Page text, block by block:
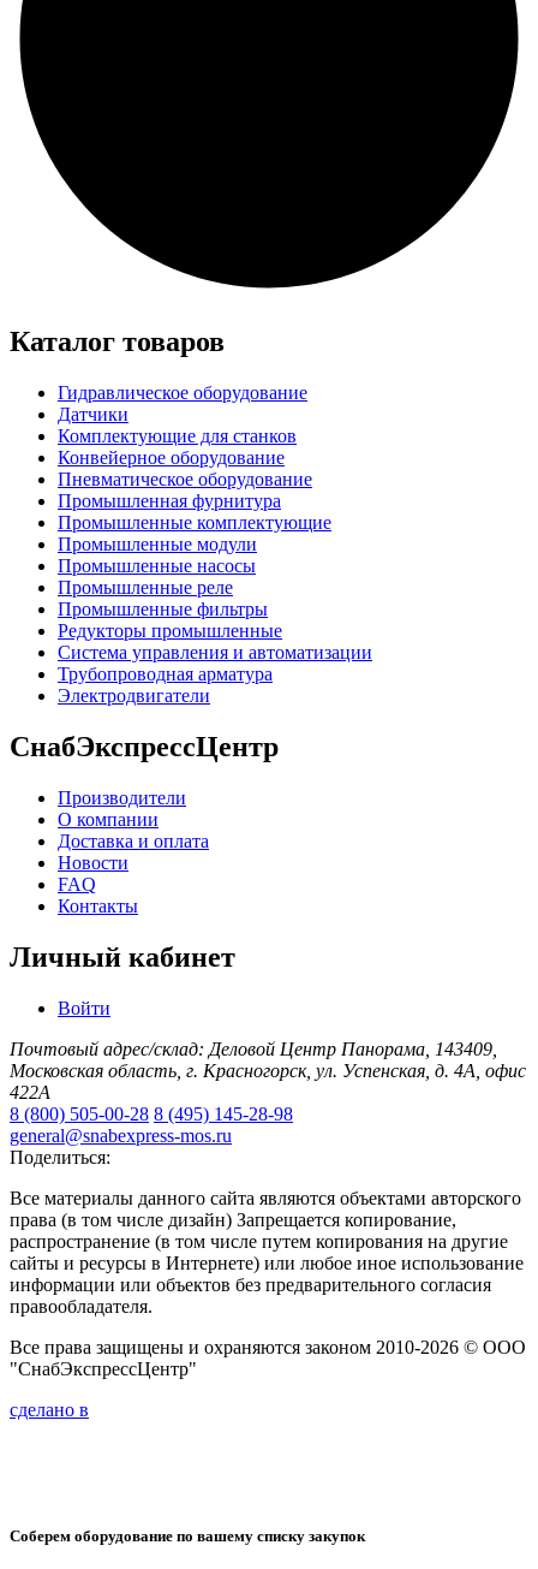
Каталог товаров
Гидравлическое оборудование
Датчики
Комплектующие для станков
Конвейерное оборудование
Пневматическое оборудование
Промышленная фурнитура
Промышленные комплектующие
Промышленные модули
Промышленные насосы
Промышленные реле
Промышленные фильтры
Редукторы промышленные
Система управления и автоматизации
Трубопроводная арматура
Электродвигатели
СнабЭкспрессЦентр
Производители
О компании
Доставка и оплата
Новости
FAQ
Контакты
Личный кабинет
Войти
Почтовый адрес/склад: Деловой Центр Панорама, 143409,
Московская область, г. Красногорск, ул. Успенская, д. 4А, офис
422А
8 (800) 505-00-28 8 (495) 145-28-98
general@snabexpress-mos.ru
Поделиться:
Все материалы данного сайта являются объектами авторского
права (в том числе дизайн) Запрещается копирование,
распространение (в том числе путем копирования на другие
сайты и ресурсы в Интернете) или любое иное использование
информации или объектов без предварительного согласия
правообладателя.
Все права защищены и охраняются законом 2010-2026 © ООО
"СнабЭкспрессЦентр"
сделано в
Соберем оборудование по вашему списку закупок